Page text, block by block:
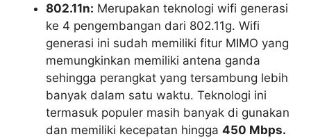
802.11n: Merupakan teknologi wifi generasi
ke 4 pengembangan dari 802.11g. Wifi
generasi ini sudah memiliki fitur MIMO yang
memungkinkan memiliki antena ganda
sehingga perangkat yang tersambung lebih
banyak dalam satu waktu. Teknologi ini
termasuk populer masih banyak di gunakan
dan memiliki kecepatan hingga 450 Mbps.